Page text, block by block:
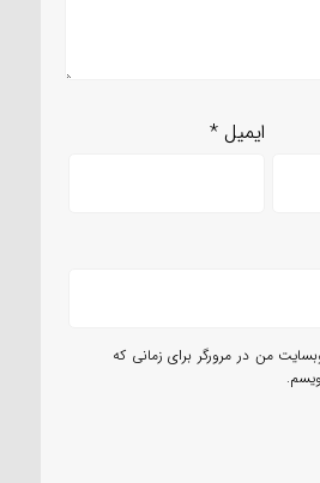
ایمیل*
من در مرورگر برای زمانی که